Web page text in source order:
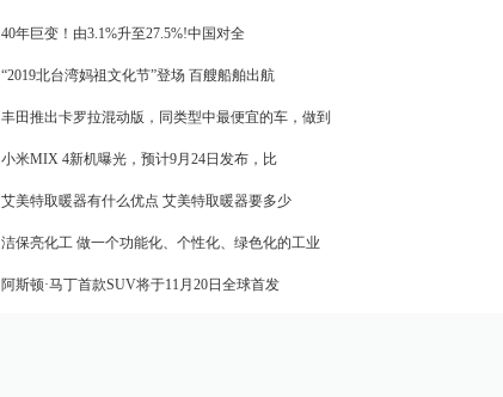
40年巨变！由3.1%升至27.5%!中国对全
“2019北台湾妈祖文化节”登场 百艘船舶出航
丰田推出卡罗拉混动版，同类型中最便宜的车，做到
小米MIX 4新机曝光，预计9月24日发布，比
艾美特取暖器有什么优点 艾美特取暖器要多少
洁保亮化工 做一个功能化、个性化、绿色化的工业
阿斯顿·马丁首款SUV将于11月20日全球首发